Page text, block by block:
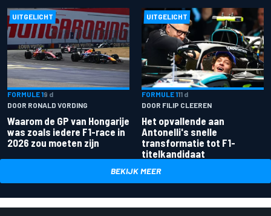
UITGELICHT
FORMULE 19 d
DOOR RONALD VORDING
Waarom de GP van Hongarije
was zoals iedere F1-race in
2026 zou moeten zijn
UITGELICHT
FORMULE 111 d
DOOR FILIP CLEEREN
Het opvallende aan
Antonelli's snelle
transformatie tot F1-
titelkandidaat
BEKIJK MEER